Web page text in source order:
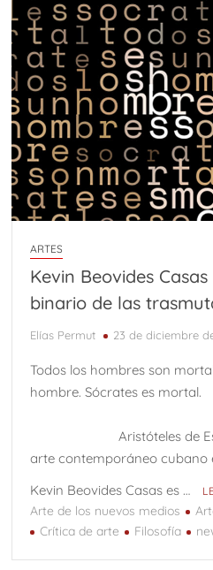
ARTES
Kevin Beovides
binario de las
Elías Permut 23 de diciembre
Todos los hombres son
hombre. Sócrates es mortal.
Aristóteles de
arte contemporáneo cubano
Kevin Beovides Casas es …
Arte de los nuevos medios
Crítica de arte
Filosofía